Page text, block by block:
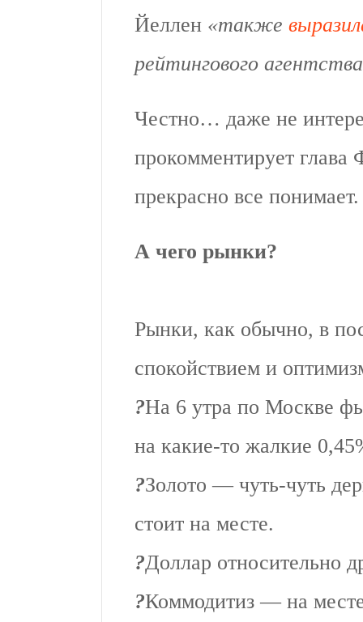
Йеллен «также
рейтингового
Честно… даже не
прокомментирует
прекрасно все понимает.
А чего рынки?
Рынки, как обычно, в
спокойствием и
?На 6 утра по Москве
на какие-то жалкие
?Золото — чуть-чуть
стоит на месте.
?Доллар относительно
?Коммодитиз — на